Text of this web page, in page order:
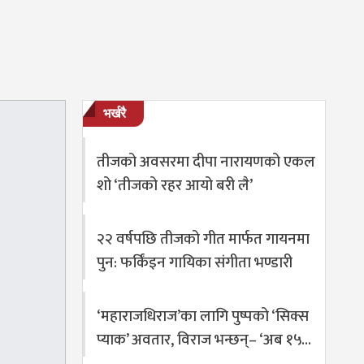
भर्खरै
तीजको अवसरमा दीपा नारायणको एकल
शो ‘तीजको रहर आयो बरी लै’
२२ वर्षपछि तीजको गीत मार्फत गायनमा
पुन: फर्किंइन गायिका संगीता भण्डारी
‘महाराजधिराज’का लागि पुष्पको ‘सिक्स
प्याक’ अवतार, विराज भन्छन्– ‘अब १५…